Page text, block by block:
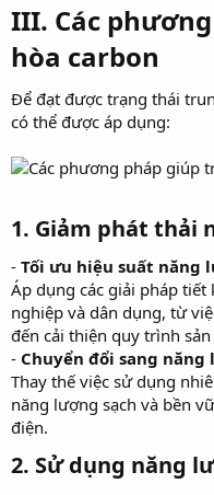
III. Các
hòa carbon
Để đạt được trạng thái
có thể được áp dụng:
1. Giảm phát thải
- Tối ưu hiệu suất năng
Áp dụng các giải pháp
nghiệp và dân dụng, từ
đến cải thiện quy trình
- Chuyển đổi sang
Thay thế việc sử dụng
năng lượng sạch và bền
điện.
2. Sử dụng năng